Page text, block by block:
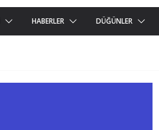
HABERLER DÜĞÜNLER